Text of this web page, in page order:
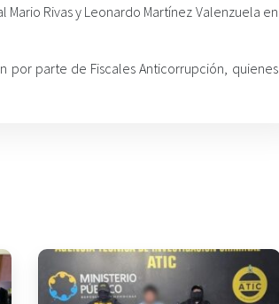
Rivas y Leonardo Martínez Valenzuela en
por parte de Fiscales Anticorrupción, quienes